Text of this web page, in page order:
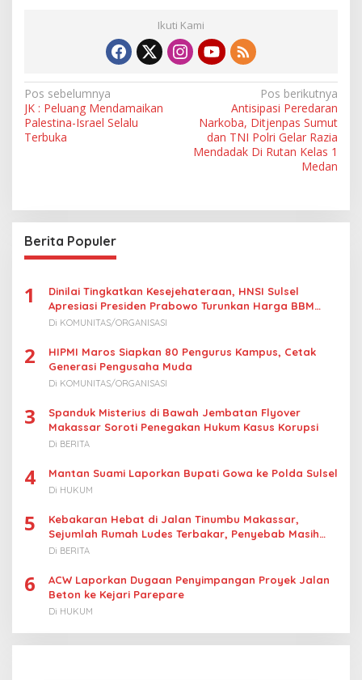
Ikuti Kami
N
a
v
a
s
i
o
Pos sebelumnya
JK : Peluang Mendamaikan
Palestina-Israel Selalu
Terbuka
Pos berikutnya
Antisipasi Peredaran
Narkoba, Ditjenpas Sumut
dan TNI Polri Gelar Razia
Mendadak Di Rutan Kelas 1
Medan
Berita Populer
1
Dinilai Tingkatkan Kesejehateraan, HNSI Sulsel
Apresiasi Presiden Prabowo Turunkan Harga BBM
Nelayan
Di KOMUNITAS/ORGANISASI
2
HIPMI Maros Siapkan 80 Pengurus Kampus, Cetak
Generasi Pengusaha Muda
Di KOMUNITAS/ORGANISASI
3
Spanduk Misterius di Bawah Jembatan Flyover
Makassar Soroti Penegakan Hukum Kasus Korupsi
Di BERITA
4 Mantan Suami Laporkan Bupati Gowa ke Polda Sulsel
Di HUKUM
5
Kebakaran Hebat di Jalan Tinumbu Makassar,
Sejumlah Rumah Ludes Terbakar, Penyebab Masih
Diselidiki
Di BERITA
6
ACW Laporkan Dugaan Penyimpangan Proyek Jalan
Beton ke Kejari Parepare
Di HUKUM